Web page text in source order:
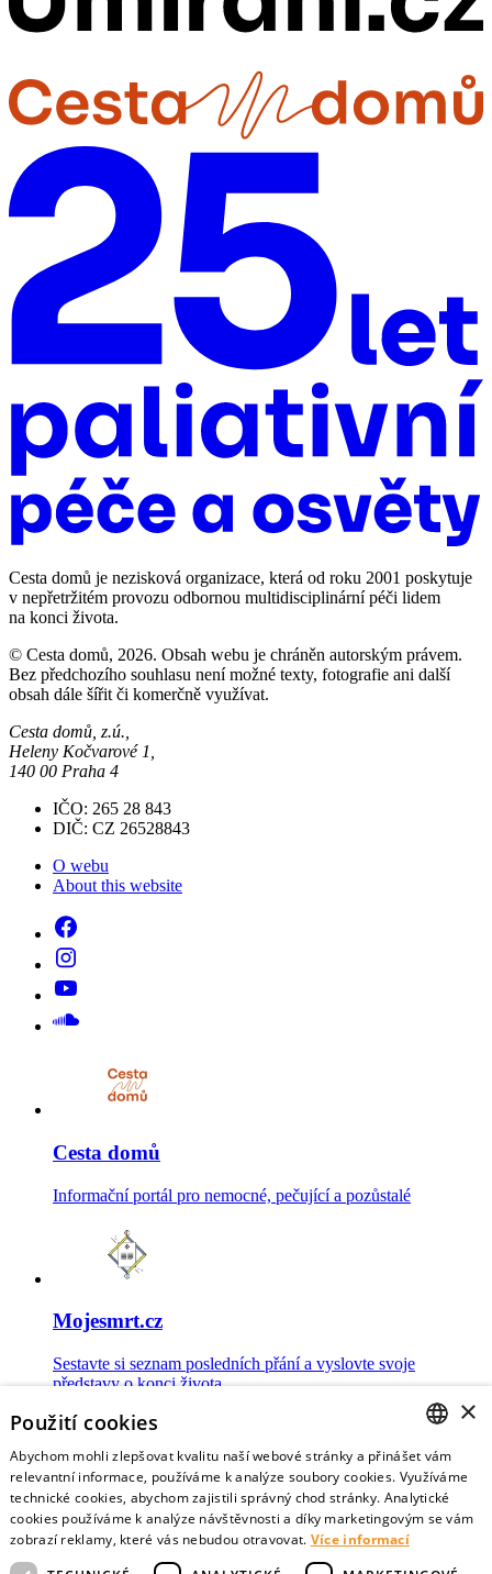
Cesta domů je nezisková organizace, která od roku 2001 poskytuje
v nepřetržitém provozu odbornou multidisciplinární péči lidem
na konci života.
© Cesta domů, 2026. Obsah webu je chráněn autorským právem.
Bez předchozího souhlasu není možné texty, fotografie ani další
obsah dále šířit či komerčně využívat.
Cesta domů, z.ú.,
Heleny Kočvarové 1,
140 00 Praha 4
IČO: 265 28 843
DIČ: CZ 26528843
O webu
About this website
Cesta domů
Informační portál pro nemocné, pečující a pozůstalé
Mojesmrt.cz
Sestavte si seznam posledních přání a vyslovte svoje
představy o konci života
Data o umírání
Nejnovější data o postojích veřejnosti a zdravotníků k umírání
CZECH
ENGLISH
×
Použití cookies
Abychom mohli zlepšovat kvalitu naší webové stránky a přinášet vám
relevantní informace, používáme k analýze soubory cookies. Využíváme
technické cookies, abychom zajistili správný chod stránky. Analytické
cookies používáme k analýze návštěvnosti a díky marketingovým se vám
zobrazí reklamy, které vás nebudou otravovat. Více informací